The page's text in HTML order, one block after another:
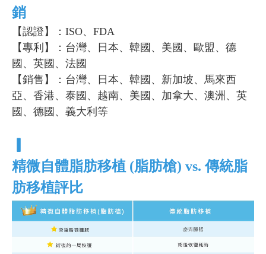
銷
【認證】：ISO、FDA
【專利】：台灣、日本、韓國、美國、歐盟、德
國、英國、法國
【銷售】：台灣、日本、韓國、新加坡、馬來西
亞、香港、泰國、越南、美國、加拿大、澳洲、英
國、德國、義大利等
精微自體脂肪移植 (脂肪槍) vs. 傳統脂
肪移植評比